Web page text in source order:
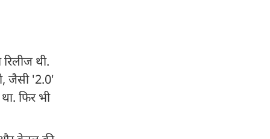
थी.
जैसी '2.0'
फिर भी